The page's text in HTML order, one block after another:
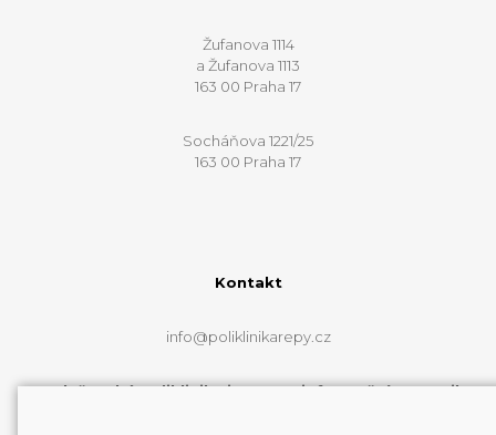
Žufanova 1114
a Žufanova 1113
163 00 Praha 17
Socháňova 1221/25
163 00 Praha 17
Kontakt
info@poliklinikarepy.cz
Web řepské polikliniky je pouze informační a e-mail